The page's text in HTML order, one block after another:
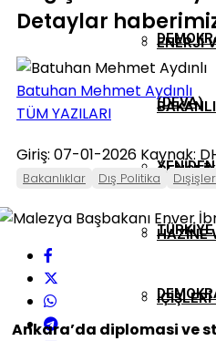
(DEVA)
ENERJI
HAZINE
Detaylar
Batuhan Mehmet Aydınlı
TÜM YAZILARI
Giriş: 07-01-2026 Kaynak:
Bakanlıklar Dış Politika
Ankara’da diplomasi ve